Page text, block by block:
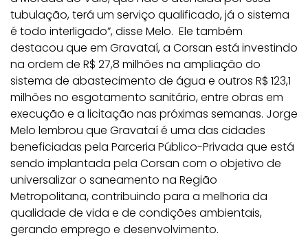
tubulação, terá um serviço qualificado, já o sistema
é todo interligado”, disse Melo. Ele também
destacou que em Gravataí, a Corsan está investindo
na ordem de R$ 27,8 milhões na ampliação do
sistema de abastecimento de água e outros R$ 123,1
milhões no esgotamento sanitário, entre obras em
execução e a licitação nas próximas semanas. Jorge
Melo lembrou que Gravataí é uma das cidades
beneficiadas pela Parceria Público-Privada que está
sendo implantada pela Corsan com o objetivo de
universalizar o saneamento na Região
Metropolitana, contribuindo para a melhoria da
qualidade de vida e de condições ambientais,
gerando emprego e desenvolvimento.